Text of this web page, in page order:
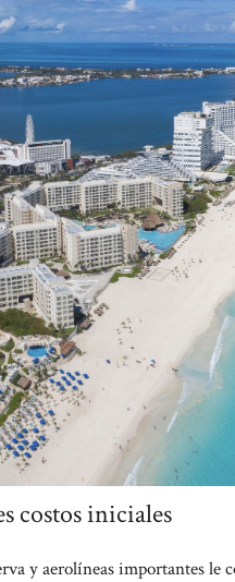
costos iniciales
y aerolíneas importantes le